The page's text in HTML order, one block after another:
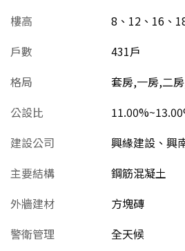
樓高
8、12、16、
戶數
431戶
格局
套房,一房,二
公設比
建設公司
興緣建設、興
主要結構
鋼筋混凝土
外牆建材
方塊磚
警衛管理
全天候